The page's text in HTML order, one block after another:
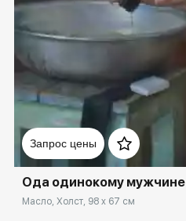
Запрос цены
Домен:
Ода одинокому мужчине
Масло, Холст, 98 x 67 см